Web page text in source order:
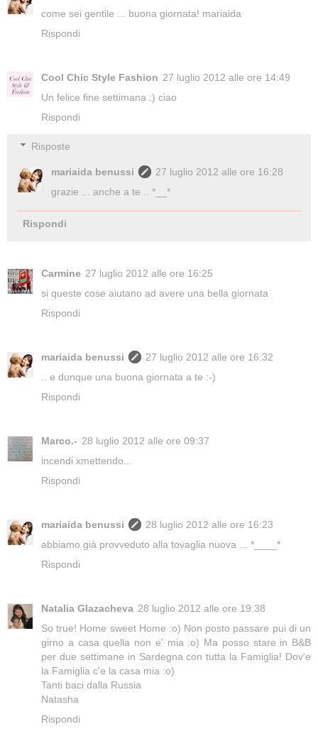
come sei gentile ... buona giornata! mariaida
Rispondi
Cool Chic Style Fashion 27 luglio 2012 alle ore 14:49
Un felice fine settimana :) ciao
Rispondi
Risposte
mariaida benussi
27 luglio 2012 alle ore 16:28
grazie ... anche a te .. *__*
Rispondi
Carmine 27 luglio 2012 alle ore 16:25
si queste cose aiutano ad avere una bella giornata
Rispondi
mariaida benussi
27 luglio 2012 alle ore 16:32
.. e dunque una buona giornata a te :-)
Rispondi
Marco.- 28 luglio 2012 alle ore 09:37
incendi xmettendo...
Rispondi
mariaida benussi
28 luglio 2012 alle ore 16:23
abbiamo già provveduto alla tovaglia nuova ... *____*
Rispondi
Natalia Glazacheva 28 luglio 2012 alle ore 19:38
So true! Home sweet Home :o) Non posto passare pui di un
girno a casa quella non e' mia :o) Ma posso stare in B&B
per due settimane in Sardegna con tutta la Famiglia! Dov'e
la Famiglia c'e la casa mia :o)
Tanti baci dalla Russia
Natasha
Rispondi